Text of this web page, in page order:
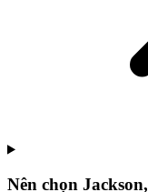
Nên chọn